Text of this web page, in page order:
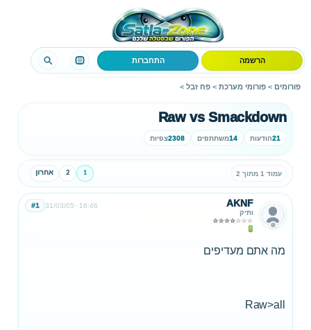
הרשמה התחברות
פורומים > פורומי מערכת > פח זבל >
Raw vs Smackdown
21הודעות 14משתתפים 2308צפיות
עמוד 1 מתוך 2 1
2 אחרון
AKNF
ותיק
31/03/05 16:46
#1
מה אתם מעדיפים
Raw>all